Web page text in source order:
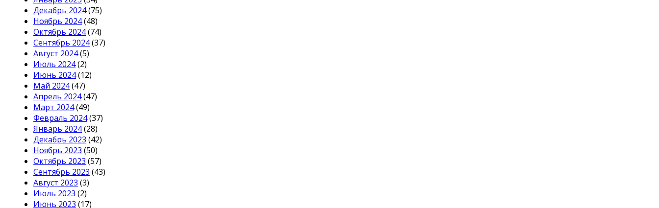
Декабрь 2024(75)
Ноябрь 2024(48)
Октябрь 2024(74)
Сентябрь 2024(37)
Август 2024(5)
Июль 2024(2)
Июнь 2024(12)
Май 2024(47)
Апрель 2024(47)
Март 2024(49)
Февраль 2024(37)
Январь 2024(28)
Декабрь 2023 (42)
Ноябрь 2023 (50)
Октябрь 2023 (57)
Сентябрь 2023 (43)
Август 2023 (3)
Июль 2023 (2)
Июнь 2023 (17)